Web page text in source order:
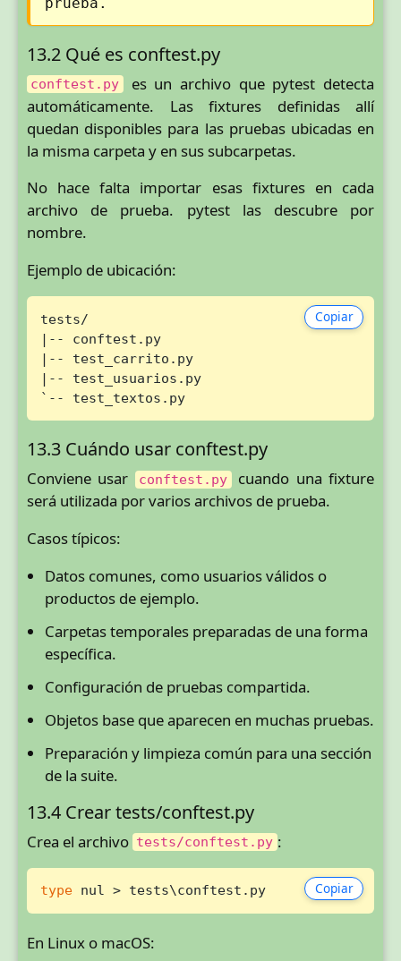
13.2 Qué es conftest.py
conftest.py es un archivo que pytest detecta
automáticamente. Las fixtures definidas allí
quedan disponibles para las pruebas ubicadas en
la misma carpeta y en sus subcarpetas.
No hace falta importar esas fixtures en cada
archivo de prueba. pytest las descubre por
nombre.
Ejemplo de ubicación:
Copiar
tests/
|-- conftest.py
|-- test_carrito.py
|-- test_usuarios.py
`-- test_textos.py
13.3 Cuándo usar conftest.py
Conviene usar conftest.py cuando una fixture
será utilizada por varios archivos de prueba.
Casos típicos:
Datos comunes, como usuarios válidos o
productos de ejemplo.
Carpetas temporales preparadas de una forma
específica.
Configuración de pruebas compartida.
Objetos base que aparecen en muchas pruebas.
Preparación y limpieza común para una sección
de la suite.
13.4 Crear tests/conftest.py
Crea el archivo tests/conftest.py :
Copiar
type nul > tests\conftest.py
En Linux o macOS: